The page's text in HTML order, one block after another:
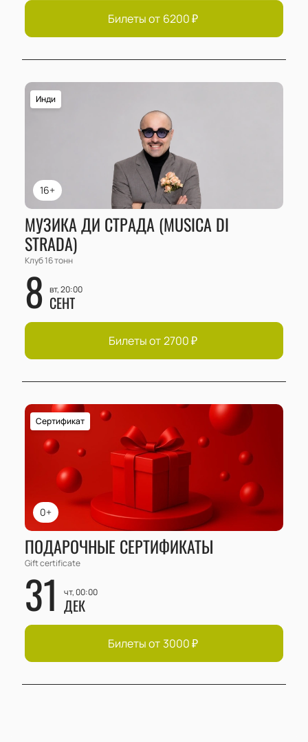
Билеты от 6200₽
16+
Инди
МУЗИКА ДИ СТРАДА (MUSICA DI
STRADA)
Клуб 16 тонн
8 вт, 20:00
СЕНТ
Билеты от 2700₽
0+
Сертификат
ПОДАРОЧНЫЕ СЕРТИФИКАТЫ
Gift certificate
31 чт, 00:00
ДЕК
Билеты от 3000₽